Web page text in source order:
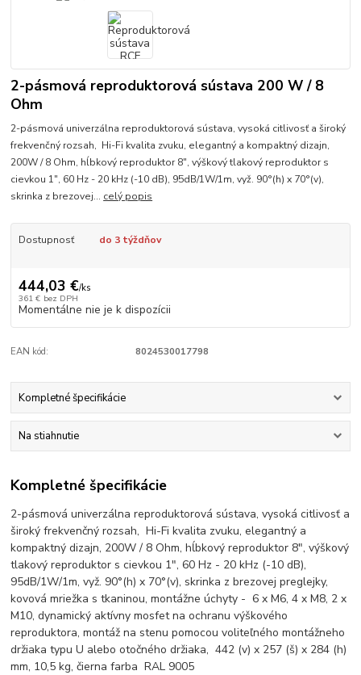
2-pásmová reproduktorová sústava 200 W / 8
Ohm
2-pásmová univerzálna reproduktorová sústava, vysoká citlivosť a široký
frekvenčný rozsah, Hi-Fi kvalita zvuku, elegantný a kompaktný dizajn,
200W / 8 Ohm, hĺbkový reproduktor 8", výškový tlakový reproduktor s
cievkou 1", 60 Hz - 20 kHz (-10 dB), 95dB/1W/1m, vyž. 90°(h) x 70°(v),
skrinka z brezovej... celý popis
Dostupnosť do 3 týždňov
444,03 €/ks
361 € bez DPH
Momentálne nie je k dispozícii
EAN kód: 8024530017798
Kompletné špecifikácie
Na stiahnutie
Kompletné špecifikácie
2-pásmová univerzálna reproduktorová sústava, vysoká citlivosť a
široký frekvenčný rozsah, Hi-Fi kvalita zvuku, elegantný a
kompaktný dizajn, 200W / 8 Ohm, hĺbkový reproduktor 8", výškový
tlakový reproduktor s cievkou 1", 60 Hz - 20 kHz (-10 dB),
95dB/1W/1m, vyž. 90°(h) x 70°(v), skrinka z brezovej preglejky,
kovová mriežka s tkaninou, montážne úchyty - 6 x M6, 4 x M8, 2 x
M10, dynamický aktívny mosfet na ochranu výškového
reproduktora, montáž na stenu pomocou voliteľného montážneho
držiaka typu U alebo otočného držiaka, 442 (v) x 257 (š) x 284 (h)
mm, 10,5 kg, čierna farba RAL 9005